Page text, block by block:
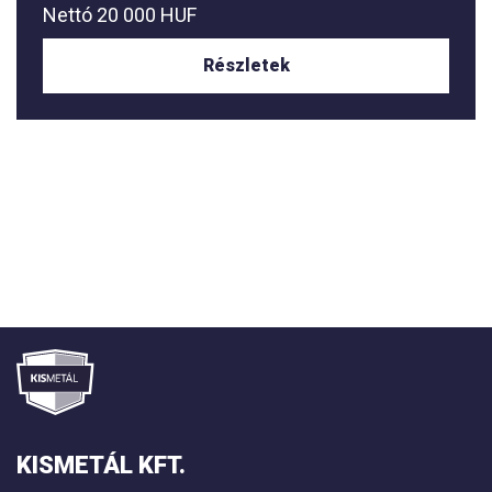
Nettó20 000 HUF
Részletek
KISMETÁL KFT.